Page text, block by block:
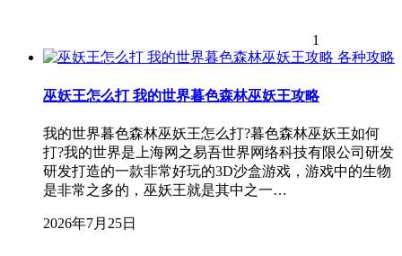
1
各种攻略
巫妖王怎么打 我的世界暮色森林巫妖王攻略
我的世界暮色森林巫妖王怎么打?暮色森林巫妖王如何
打?我的世界是上海网之易吾世界网络科技有限公司研发
研发打造的一款非常好玩的3D沙盒游戏，游戏中的生物
是非常之多的，巫妖王就是其中之一…
2026年7月25日